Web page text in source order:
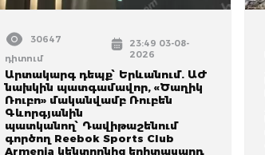
30647
դիտում
23:49 03-08-
2026
Արտակարգ դեպք՝ Երևանում. ԱԺ
նախկին պատգամավոր, «Ծաղիկ
Ռուբո» մականվամբ Ռուբեն
Գևորգյանին
պատկանող՝ Դավիթաշենում
գործող Reebok Sports Club
Armenia կենտրոնից երիտասարդ